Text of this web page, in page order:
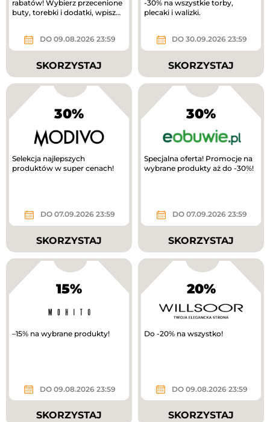
rabatów! Wybierz przecenione
buty, torebki i dodatki, wpisz
DO 09.08.2026 23:59
SKORZYSTAJ
-30% na wszystkie torby,
plecaki i walizki.
DO 30.09.2026 23:59
SKORZYSTAJ
30%
Selekcja najlepszych
produktów w super cenach!
DO 07.09.2026 23:59
SKORZYSTAJ
30%
Specjalna oferta! Promocje na
wybrane produkty aż do -30%!
DO 07.09.2026 23:59
SKORZYSTAJ
15%
–15% na wybrane produkty!
DO 09.08.2026 23:59
SKORZYSTAJ
20%
Do -20% na wszystko!
DO 09.08.2026 23:59
SKORZYSTAJ